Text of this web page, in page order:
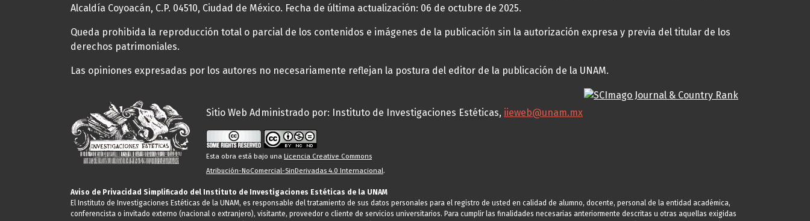
Alcaldía Coyoacán, C.P. 04510, Ciudad de México. Fecha de última actualización: 06 de octubre de 2025.
Queda prohibida la reproducción total o parcial de los contenidos e imágenes de la publicación sin la autorización expresa y previa del titular de los
derechos patrimoniales.
Las opiniones expresadas por los autores no necesariamente reflejan la postura del editor de la publicación de la UNAM.
Sitio Web Administrado por: Instituto de Investigaciones Estéticas, iieweb@unam.mx
Esta obra está bajo una Licencia Creative Commons
Atribución-NoComercial-SinDerivadas 4.0 Internacional.
Aviso de Privacidad Simplificado del Instituto de Investigaciones Estéticas de la UNAM
El Instituto de Investigaciones Estéticas de la UNAM, es responsable del tratamiento de sus datos personales para el registro de usted en calidad de alumno, docente, personal de la entidad académica,
conferencista o invitado externo (nacional o extranjero), visitante, proveedor o cliente de servicios universitarios. Para cumplir las finalidades necesarias anteriormente descritas u otras aquellas exigidas